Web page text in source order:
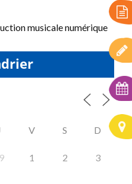
musicale numérique
V S D
1 2 3